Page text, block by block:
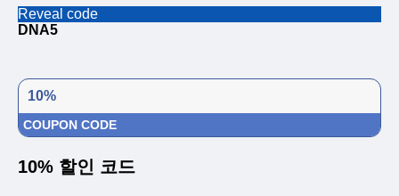
Reveal code
DNA5
10%
COUPON CODE
10% 할인 코드